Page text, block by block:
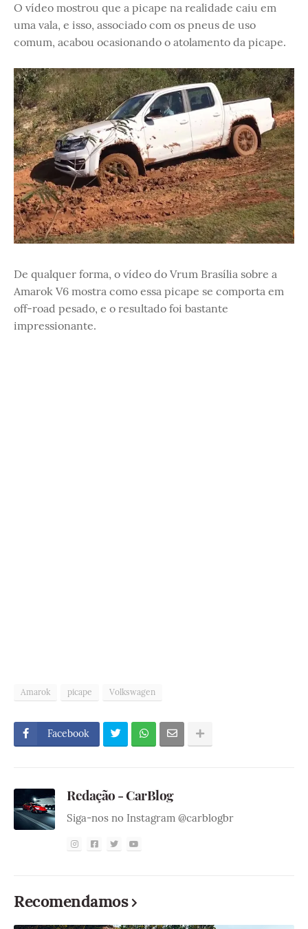
O vídeo mostrou que a picape na realidade caiu em
uma vala, e isso, associado com os pneus de uso
comum, acabou ocasionando o atolamento da picape.
De qualquer forma, o vídeo do Vrum Brasília sobre a
Amarok V6 mostra como essa picape se comporta em
off-road pesado, e o resultado foi bastante
impressionante.
Amarok picape Volkswagen
Facebook
Redação - CarBlog
Siga-nos no Instagram @carblogbr
Recomendamos